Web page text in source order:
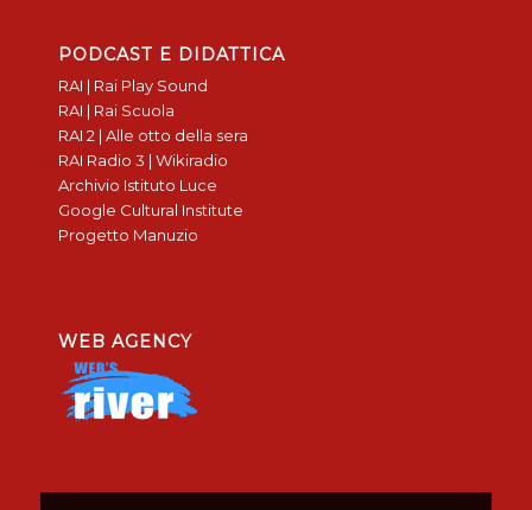
PODCAST E DIDATTICA
RAI | Rai Play Sound
RAI | Rai Scuola
RAI 2 | Alle otto della sera
RAI Radio 3 | Wikiradio
Archivio Istituto Luce
Google Cultural Institute
Progetto Manuzio
WEB AGENCY